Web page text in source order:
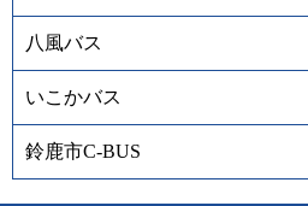
八風バス
いこかバス
鈴鹿市C-BUS